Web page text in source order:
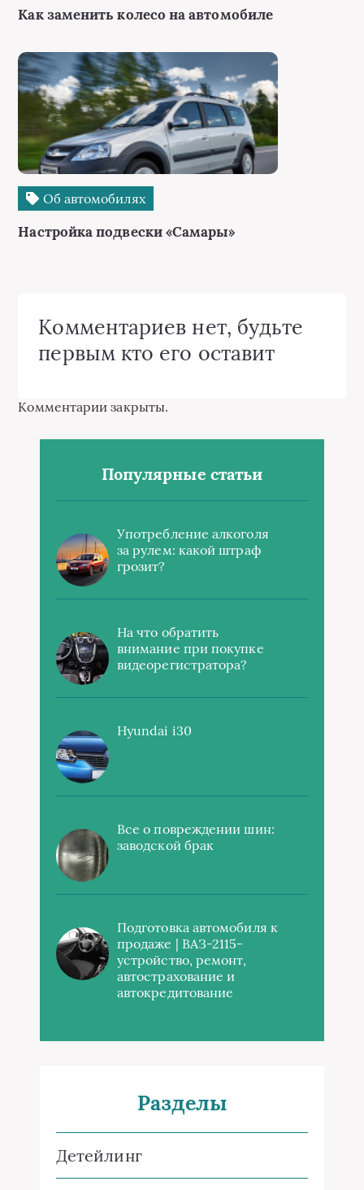
Как заменить колесо на автомобиле
Об автомобилях
Настройка подвески «Самары»
Комментариев нет, будьте
первым кто его оставит
Комментарии закрыты.
Популярные статьи
Употребление алкоголя
за рулем: какой штраф
грозит?
На что обратить
внимание при покупке
видеорегистратора?
Hyundai i30
Все о повреждении шин:
заводской брак
Подготовка автомобиля к
продаже | ВАЗ-2115-
устройство, ремонт,
автострахование и
автокредитование
Разделы
Детейлинг